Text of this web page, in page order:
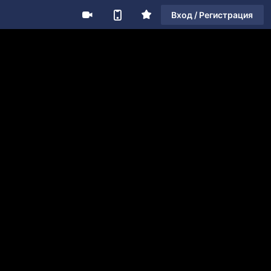
Вход / Регистрация